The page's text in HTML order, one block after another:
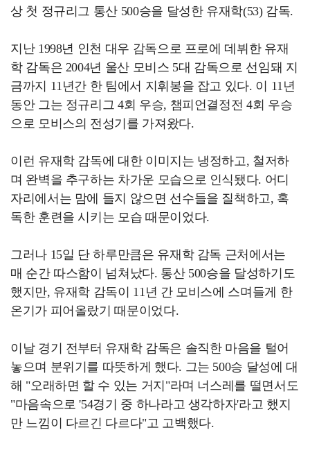
상 첫 정규리그 통산 500승을 달성한 유재학(53) 감독.
지난 1998년 인천 대우 감독으로 프로에 데뷔한 유재
학 감독은 2004년 울산 모비스 5대 감독으로 선임돼 지
금까지 11년간 한 팀에서 지휘봉을 잡고 있다. 이 11년
동안 그는 정규리그 4회 우승, 챔피언결정전 4회 우승
으로 모비스의 전성기를 가져왔다.
이런 유재학 감독에 대한 이미지는 냉정하고, 철저하
며 완벽을 추구하는 차가운 모습으로 인식됐다. 어디
자리에서는 맘에 들지 않으면 선수들을 질책하고, 혹
독한 훈련을 시키는 모습 때문이었다.
그러나 15일 단 하루만큼은 유재학 감독 근처에서는
매 순간 따스함이 넘쳐났다. 통산 500승을 달성하기도
했지만, 유재학 감독이 11년 간 모비스에 스며들게 한
온기가 피어올랐기 때문이었다.
이날 경기 전부터 유재학 감독은 솔직한 마음을 털어
놓으며 분위기를 따뜻하게 했다. 그는 500승 달성에 대
해 "오래하면 할 수 있는 거지"라며 너스레를 떨면서도
"마음속으로 '54경기 중 하나라고 생각하자'라고 했지
만 느낌이 다르긴 다르다"고 고백했다.